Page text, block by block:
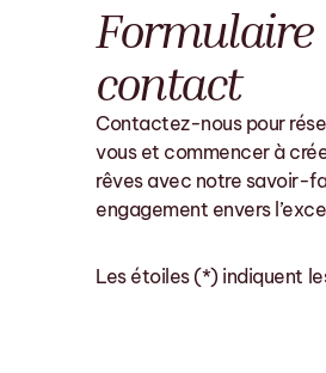
contact
Contactez-nous pour
vous et commencer à
rêves avec notre savoir-
engagement envers
Les étoiles (*) indiquent